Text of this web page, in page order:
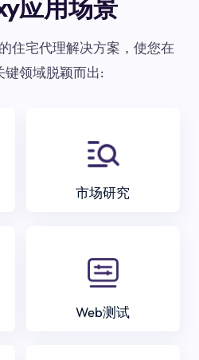
应用场景
住宅代理解决方案，使您在
键领域脱颖而出:
市场研究
Web测试